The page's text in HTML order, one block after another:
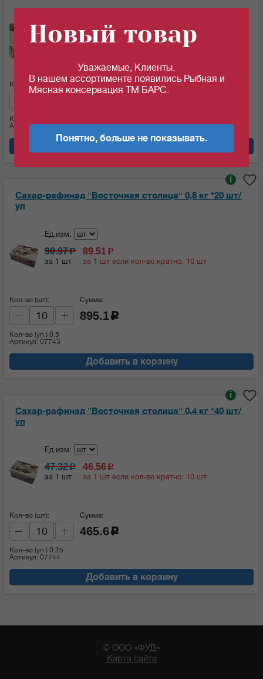
98.97 c
Кол-во (меш.):
Кол-во (кг)
Артикул: 07519
Сумма:
Добавить в корзину
Сахар-рафинад "Восточная столица" 0,8 кг *20 шт/
уп
i
Ед.изм:
90.97c
за 1 шт
89.51c
за 1 шт если кол-во кратно: 10 шт
Кол-во (шт):
Кол-во (уп.) 0.5
Артикул: 07743
Сумма:
895.1 c
Добавить в корзину
Сахар-рафинад "Восточная столица" 0,4 кг *40 шт/
уп
i
Ед.изм:
47.32c
за 1 шт
46.56 c
за 1 шт если кол-во кратно: 10 шт
Кол-во (шт):
Кол-во (уп.) 0.25
Артикул: 07744
Сумма:
465.6 c
Добавить в корзину
© ООО «ФУД»
Карта сайта
Новый товар
Уважаемые, Клиенты.
В нашем ассортименте появились Рыбная и
Мясная консервация ТМ БАРС.
Понятно, больше не показывать.